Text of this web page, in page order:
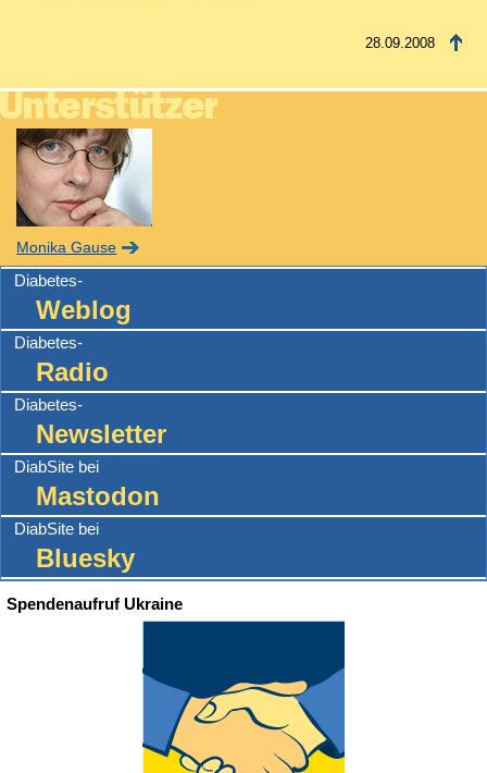
28.09.2008
Monika Gause
Diabetes-
Weblog
Diabetes-
Radio
Diabetes-
Newsletter
DiabSite bei
Mastodon
DiabSite bei
Bluesky
Spendenaufruf Ukraine